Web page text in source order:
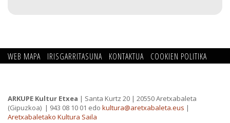
WEB MAPA IRISGARRITASUNA KONTAKTUA
COOKIEN POLITIKA
ARKUPE Kultur Etxea | Santa Kurtz 20 | 20550 Aretxabaleta
(Gipuzkoa) | 943 08 10 01 edo kultura@aretxabaleta.eus |
Aretxabaletako Kultura Saila